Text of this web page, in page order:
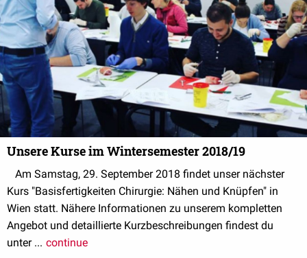
Unsere Kurse im Wintersemester 2018/19
Am Samstag, 29. September 2018 findet unser nächster
Kurs "Basisfertigkeiten Chirurgie: Nähen und Knüpfen" in
Wien statt. Nähere Informationen zu unserem kompletten
Angebot und detaillierte Kurzbeschreibungen findest du
unter ... continue